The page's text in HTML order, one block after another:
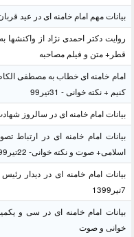
بیانات مهم امام خامنه ای در عید
روایت دکتر احمدی نژاد از
قطر+ متن و فیلم مصاحبه
امام خامنه ای خطاب به مصطفی
کنیم + نکته خوانی - 31تیر99
بیانات امام خامنه ای در سالروز شهادت امام
بیانات امام خامنه ای در ارتباط
اسلامی+ صوت و نکته خوانی- 22تیر99
بیانات امام خامنه ای در دیدار
7تیر1399
بیانات امام خامنه ای در سی و
خوانی و صوت